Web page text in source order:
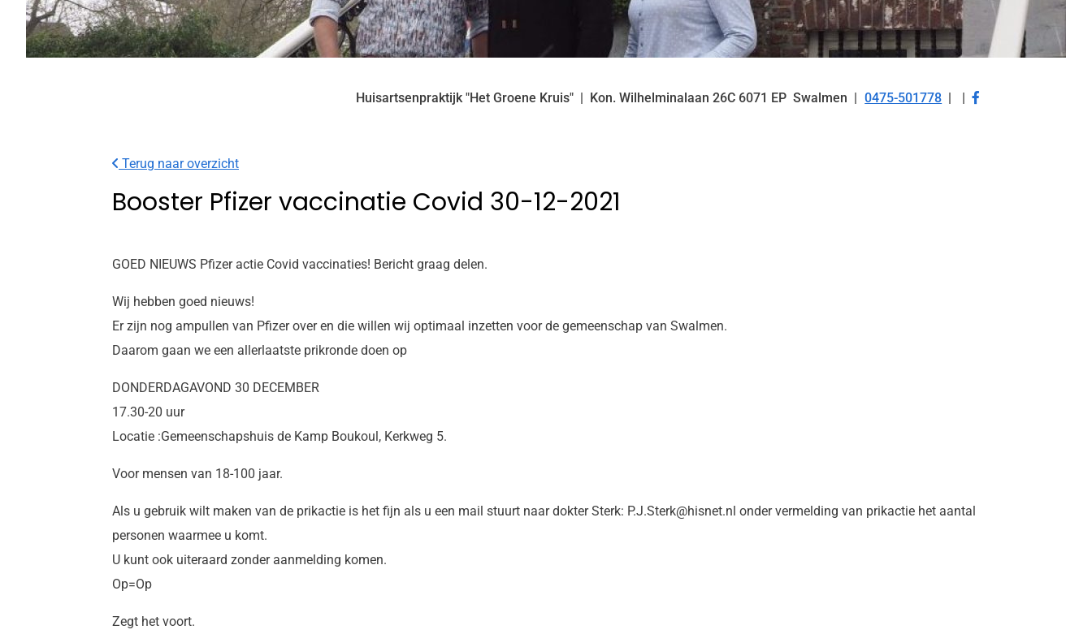
Huisartsenpraktijk "Het Groene Kruis" Kon. Wilhelminalaan 26C 6071 EP Swalmen Tel:
0475-501778
Terug naar overzicht
Booster Pfizer vaccinatie Covid 30-12-2021
GOED NIEUWS Pfizer actie Covid vaccinaties! Bericht graag delen.
Wij hebben goed nieuws!
Er zijn nog ampullen van Pfizer over en die willen wij optimaal inzetten voor de gemeenschap van Swalmen.
Daarom gaan we een allerlaatste prikronde doen op
DONDERDAGAVOND 30 DECEMBER
17.30-20 uur
Locatie :Gemeenschapshuis de Kamp Boukoul, Kerkweg 5.
Voor mensen van 18-100 jaar.
Als u gebruik wilt maken van de prikactie is het fijn als u een mail stuurt naar dokter Sterk: P.J.Sterk@hisnet.nl onder vermelding van prikactie het aantal
personen waarmee u komt.
U kunt ook uiteraard zonder aanmelding komen.
Op=Op
Zegt het voort.